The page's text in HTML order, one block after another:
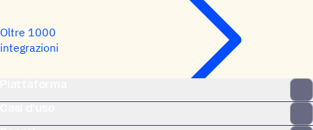
Oltre 1000
integrazioni